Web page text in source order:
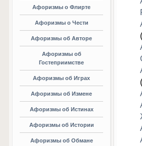
Афоризмы о Флирте
Афоризмы о Чести
Афоризмы об Авторе
Афоризмы об
Гостеприимстве
Афоризмы об Играх
Афоризмы об Измене
Афоризмы об Истинах
Афоризмы об Истории
Афоризмы об Обмане